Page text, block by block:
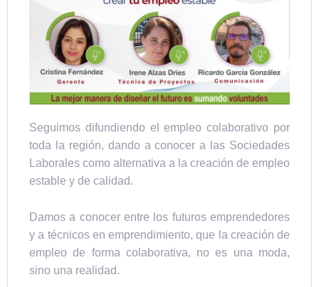
Seguimos difundiendo el empleo colaborativo por
toda la región, dando a conocer a las Sociedades
Laborales como alternativa a la creación de empleo
estable y de calidad.
Damos a conocer entre los futuros emprendedores
y a técnicos en emprendimiento, que la creación de
empleo de forma colaborativa, no es una moda,
sino una realidad.